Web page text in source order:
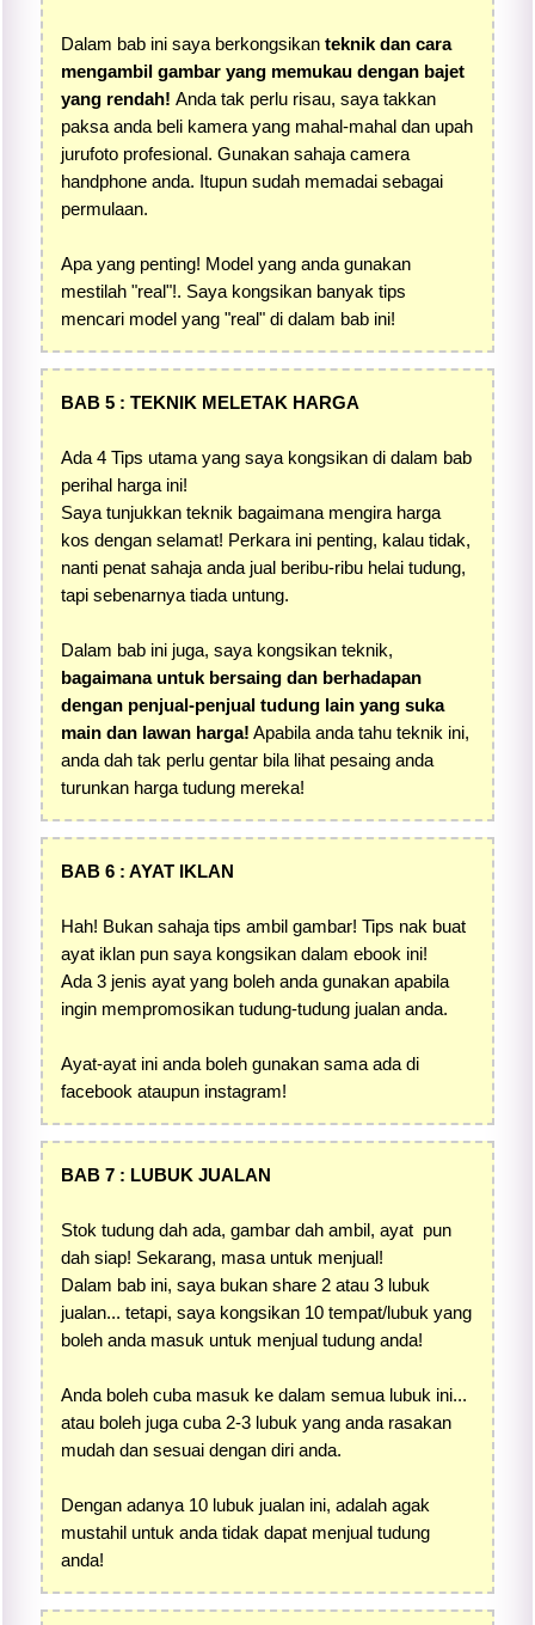
Dalam bab ini saya berkongsikanteknik dan cara
mengambil gambar yang memukau dengan bajet
yang rendah!Anda tak perlu risau, saya takkan
paksa anda beli kamera yang mahal-mahal dan upah
jurufoto profesional. Gunakan sahaja camera
handphone anda. Itupun sudah memadai sebagai
permulaan.
Apa yang penting! Model yang anda gunakan
mestilah "real"!. Saya kongsikan banyak tips
mencari model yang "real" di dalam bab ini!
BAB 5 : TEKNIK MELETAK HARGA
Ada 4 Tips utama yang saya kongsikan di dalam bab
perihal harga ini!
Saya tunjukkan teknik bagaimana mengira harga
kos dengan selamat! Perkara ini penting, kalau tidak,
nanti penat sahaja anda jual beribu-ribu helai tudung,
tapi sebenarnya tiada untung.
Dalam bab ini juga, saya kongsikan teknik,
bagaimana untuk bersaing dan berhadapan
dengan penjual-penjual tudung lain yang suka
main dan lawan harga! Apabila anda tahu teknik ini,
anda dah tak perlu gentar bila lihat pesaing anda
turunkan harga tudung mereka!
BAB 6 : AYAT IKLAN
Hah! Bukan sahaja tips ambil gambar! Tips nak buat
ayat iklan pun saya kongsikan dalam ebook ini!
Ada 3 jenis ayat yang boleh anda gunakan apabila
ingin mempromosikan tudung-tudung jualan anda.
Ayat-ayat ini anda boleh gunakan sama ada di
facebook ataupun instagram!
BAB 7 : LUBUK JUALAN
Stok tudung dah ada, gambar dah ambil, ayat pun
dah siap! Sekarang, masa untuk menjual!
Dalam bab ini, saya bukan share 2 atau 3 lubuk
jualan... tetapi, saya kongsikan 10 tempat/lubuk yang
boleh anda masuk untuk menjual tudung anda!
Anda boleh cuba masuk ke dalam semua lubuk ini...
atau boleh juga cuba 2-3 lubuk yang anda rasakan
mudah dan sesuai dengan diri anda.
Dengan adanya 10 lubuk jualan ini, adalah agak
mustahil untuk anda tidak dapat menjual tudung
anda!